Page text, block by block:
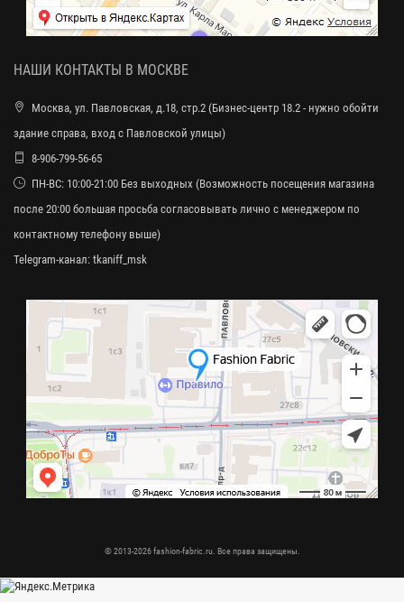
НАШИ КОНТАКТЫ В МОСКВЕ
Москва, ул. Павловская, д.18, стр.2 (Бизнес-центр 18.2 - нужно обойти
здание справа, вход с Павловской улицы)
8-906-799-56-65
ПН-ВС: 10:00-21:00 Без выходных (Возможность посещения магазина
после 20:00 большая просьба согласовывать лично с менеджером по
контактному телефону выше)
Telegram-канал: tkaniff_msk
© 2013-2026 fashion-fabric.ru. Все права защищены.